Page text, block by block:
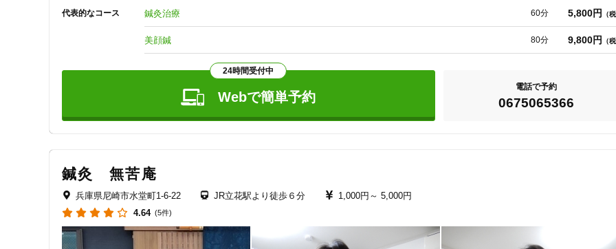
代表的なコース 鍼灸治療 60分 5,800円 （
美顔鍼 80分 9,800円 （
24時間受付中
Webで簡単予約
電話で予約
0675065366
鍼灸 無苦庵
兵庫県尼崎市水堂町1-6-22 JR立花駅より徒歩６分 1,000円～ 5,000円
4.64 (5件)